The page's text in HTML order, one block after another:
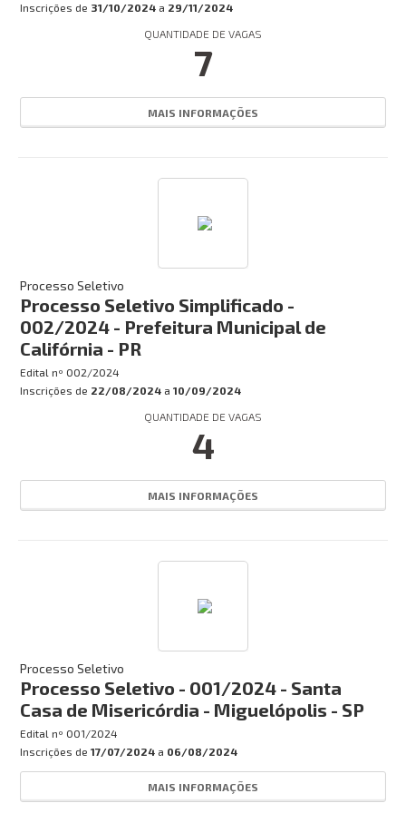
Inscrições de 31/10/2024 a 29/11/2024
QUANTIDADE DE VAGAS
7
MAIS INFORMAÇÕES
Processo Seletivo
Processo Seletivo Simplificado -
002/2024 - Prefeitura Municipal de
Califórnia - PR
Edital nº 002/2024
Inscrições de 22/08/2024 a 10/09/2024
QUANTIDADE DE VAGAS
4
MAIS INFORMAÇÕES
Processo Seletivo
Processo Seletivo - 001/2024 - Santa
Casa de Misericórdia - Miguelópolis - SP
Edital nº 001/2024
Inscrições de 17/07/2024 a 06/08/2024
MAIS INFORMAÇÕES